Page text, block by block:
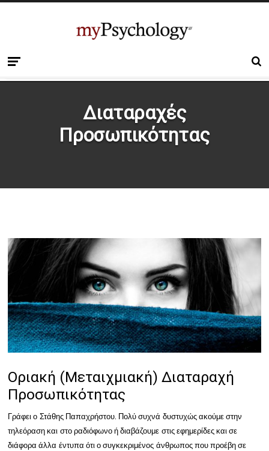
Διαταραχές
Προσωπικότητας
Οριακή (Μεταιχμιακή) Διαταραχή
Προσωπικότητας
Γράφει ο Στάθης Παπαχρήστου. Πολύ συχνά δυστυχώς ακούμε στην
τηλεόραση και στο ραδιόφωνο ή διαβάζουμε στις εφημερίδες και σε
διάφορα άλλα έντυπα ότι ο συγκεκριμένος άνθρωπος που προέβη σε